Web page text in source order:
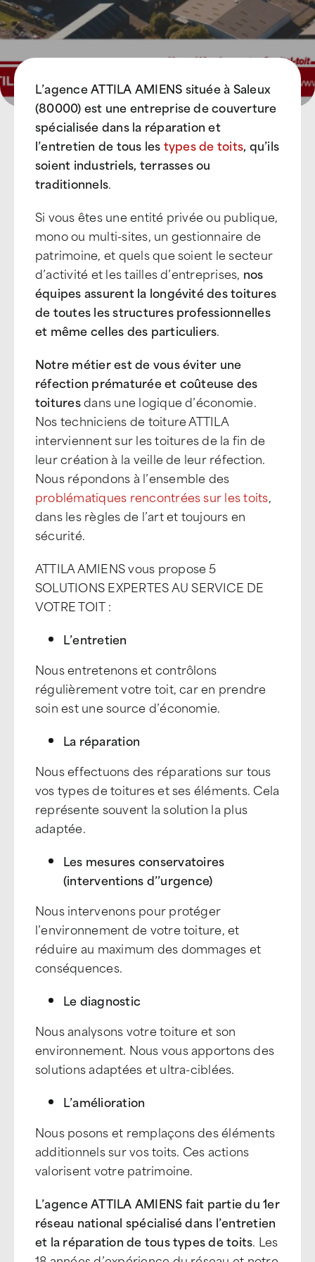
L’agence ATTILA AMIENS située à Saleux
(80000) est une entreprise de couverture
spécialisée dans la réparation et
l’entretien de tous lestypes de toits, qu’ils
soient industriels, terrasses ou
traditionnels.
Si vous êtes une entité privée ou publique,
mono ou multi-sites, un gestionnaire de
patrimoine, et quels que soient le secteur
d’activité et les tailles d’entreprises, nos
équipes assurent la longévité des toitures
de toutes les structures professionnelles
et même celles des particuliers.
Notre métier est de vous éviter une
réfection prématurée et coûteuse des
toituresdans une logique d’économie.
Nos techniciens de toiture ATTILA
interviennent sur les toitures de la fin de
leur création à la veille de leur réfection.
Nous répondons à l’ensemble des
problématiques rencontrées sur les toits,
dans les règles de l’art et toujours en
sécurité.
ATTILA AMIENS vous propose 5
SOLUTIONS EXPERTES AU SERVICE DE
VOTRE TOIT :
L’entretien
Nous entretenons et contrôlons
régulièrement votre toit, car en prendre
soin est une source d’économie.
La réparation
Nous effectuons des réparations sur tous
vos types de toitures et ses éléments. Cela
représente souvent la solution la plus
adaptée.
Les mesures conservatoires
(interventions d’’urgence)
Nous intervenons pour protéger
l’environnement de votre toiture, et
réduire au maximum des dommages et
conséquences.
Le diagnostic
Nous analysons votre toiture et son
environnement. Nous vous apportons des
solutions adaptées et ultra-ciblées.
L’amélioration
Nous posons et remplaçons des éléments
additionnels sur vos toits. Ces actions
valorisent votre patrimoine.
L’agence ATTILA AMIENS fait partie du 1er
réseau national spécialisé dans l’entretien
et la réparation de tous types de toits. Les